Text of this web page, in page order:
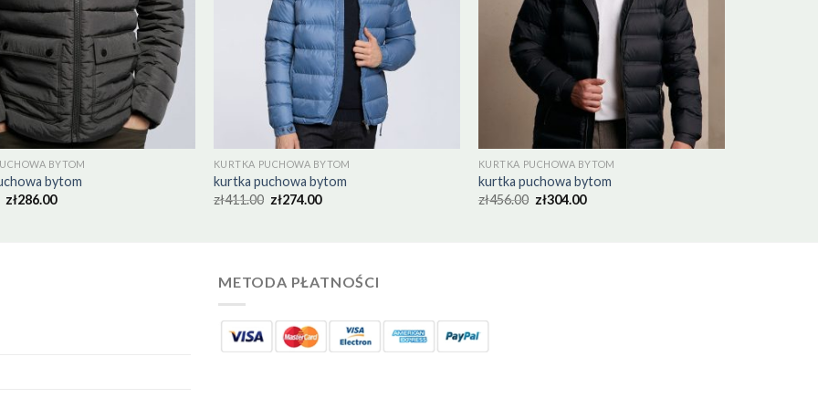
BYTOM
bytom
zł286.00
KURTKA PUCHOWA BYTOM
kurtka puchowa bytom
zł411.00 zł274.00
KURTKA PUCHOWA BYTOM
kurtka puchowa bytom
zł456.00 zł304.00
METODA PŁATNOŚCI